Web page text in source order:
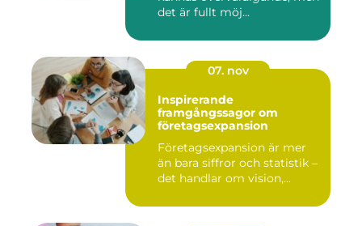
det är fullt möj...
07. nov
Inspirerande
framgångssagor om
företagsexpansion
Företagsexpansion är mer
än bara siffror och statistik –
det handlar om vision,...